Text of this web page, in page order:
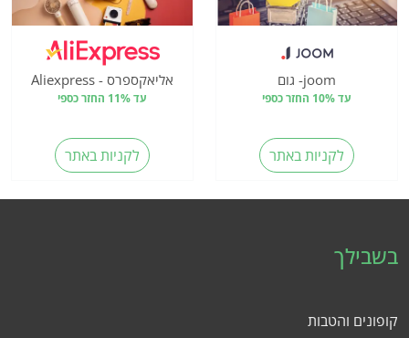
joom- גום
עד 10% החזר כספי
לקניות באתר
אליאקספרס - Aliexpress
עד 11% החזר כספי
לקניות באתר
בשבילך
קופונים והטבות